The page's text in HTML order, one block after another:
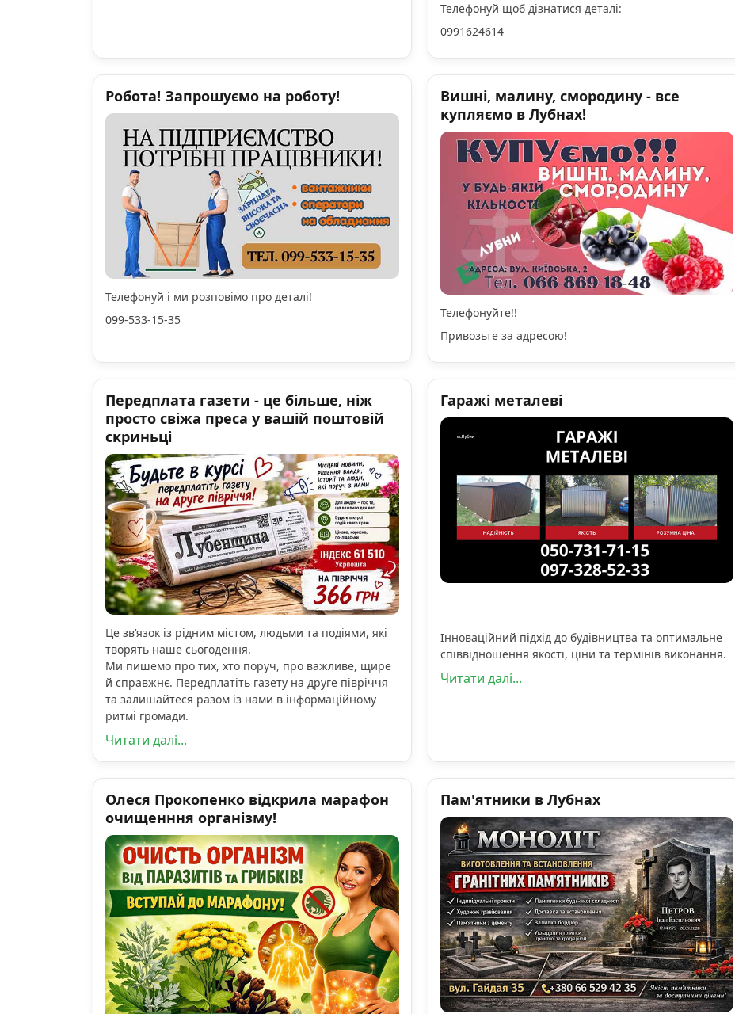
Телефонуй щоб дізнатися деталі:
0991624614
Робота! Запрошуємо на роботу!
Телефонуй і ми розповімо про деталі!
099-533-15-35
Вишні, малину, смородину - все
купляємо в Лубнах!
Телефонуйте!!
Привозьте за адресою!
Передплата газети - це більше, ніж
просто свіжа преса у вашій поштовій
скриньці
Це зв’язок із рідним містом, людьми та подіями, які
творять наше сьогодення.
Ми пишемо про тих, хто поруч, про важливе, щире
й справжнє. Передплатіть газету на друге півріччя
та залишайтеся разом із нами в інформаційному
ритмі громади.
Читати далі...
Гаражі металеві
Інноваційний підхід до будівництва та оптимальне
співвідношення якості, ціни та термінів виконання.
Читати далі...
Олеся Прокопенко відкрила марафон
очищенння організму!
Пам'ятники в Лубнах